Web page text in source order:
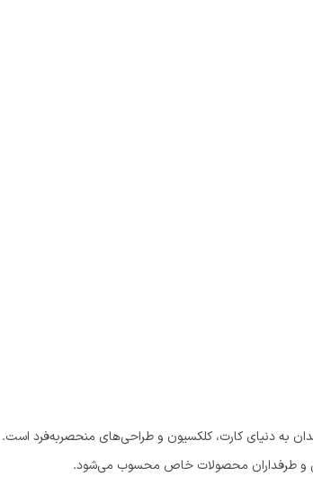
به دنیای کارت، کلکسیون و طراحی‌های منحصربه‌فرد
و طرفداران محصولات خاص محسوب می‌شود.